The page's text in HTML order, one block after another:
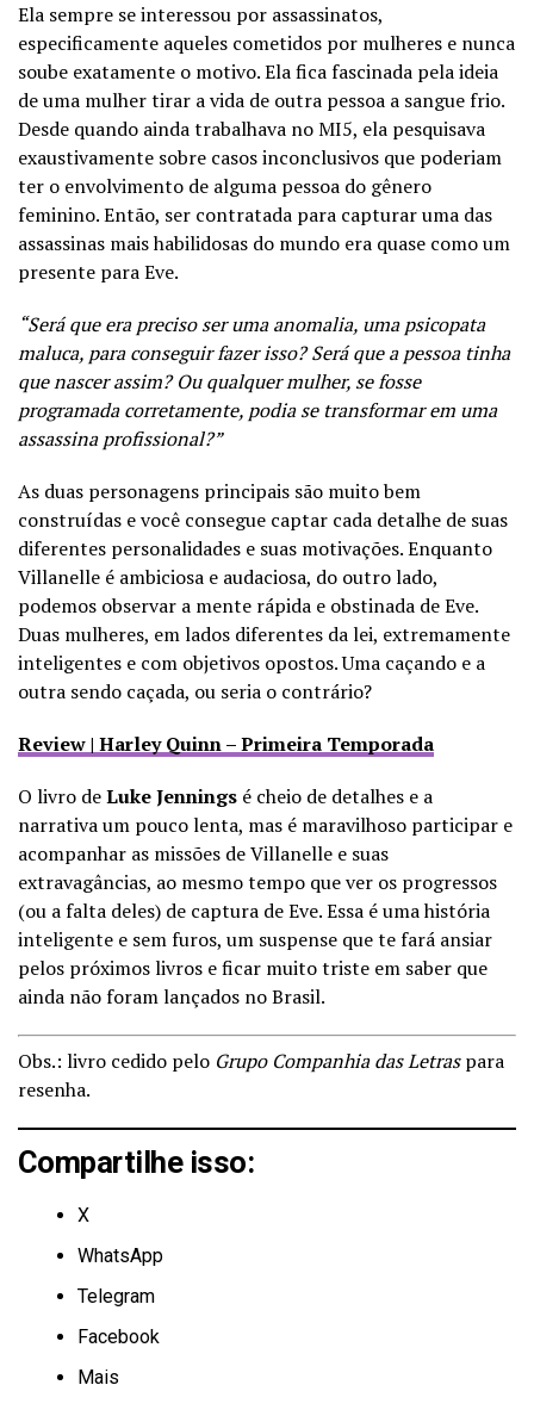
Ela sempre se interessou por assassinatos,
especificamente aqueles cometidos por mulheres e nunca
soube exatamente o motivo. Ela fica fascinada pela ideia
de uma mulher tirar a vida de outra pessoa a sangue frio.
Desde quando ainda trabalhava no MI5, ela pesquisava
exaustivamente sobre casos inconclusivos que poderiam
ter o envolvimento de alguma pessoa do gênero
feminino. Então, ser contratada para capturar uma das
assassinas mais habilidosas do mundo era quase como um
presente para Eve.
“Será que era preciso ser uma anomalia, uma psicopata
maluca, para conseguir fazer isso? Será que a pessoa tinha
que nascer assim? Ou qualquer mulher, se fosse
programada corretamente, podia se transformar em uma
assassina profissional?”
As duas personagens principais são muito bem
construídas e você consegue captar cada detalhe de suas
diferentes personalidades e suas motivações. Enquanto
Villanelle é ambiciosa e audaciosa, do outro lado,
podemos observar a mente rápida e obstinada de Eve.
Duas mulheres, em lados diferentes da lei, extremamente
inteligentes e com objetivos opostos. Uma caçando e a
outra sendo caçada, ou seria o contrário?
Review | Harley Quinn – Primeira Temporada
O livro deLuke Jennings é cheio de detalhes e a
narrativa um pouco lenta, mas é maravilhoso participar e
acompanhar as missões de Villanelle e suas
extravagâncias, ao mesmo tempo que ver os progressos
(ou a falta deles) de captura de Eve. Essa é uma história
inteligente e sem furos, um suspense que te fará ansiar
pelos próximos livros e ficar muito triste em saber que
ainda não foram lançados no Brasil.
Obs.: livro cedido pelo Grupo Companhia das Letraspara
resenha.
Compartilhe isso:
X
WhatsApp
Telegram
Facebook
Mais